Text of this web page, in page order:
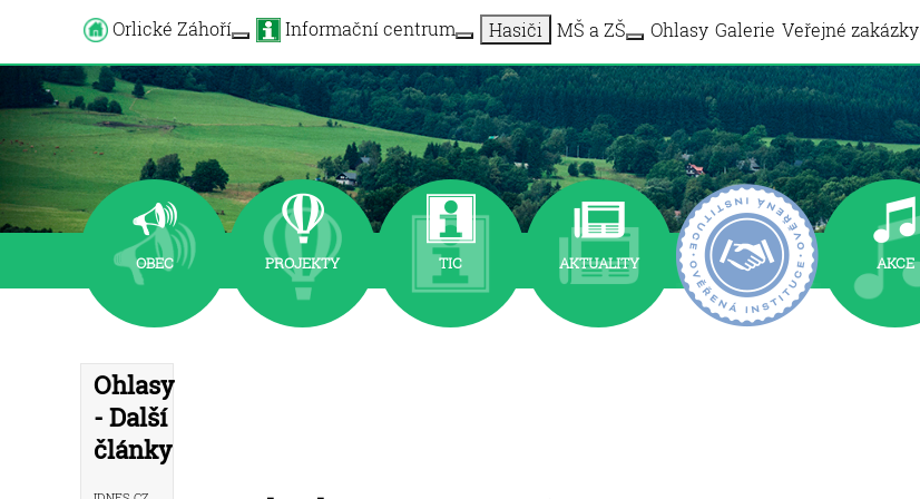
Orlické Záhoří
More about: Orlické Záhoří
Informační centrum
More about: Informační centrum
Hasiči MŠ a ZŠ
More about: MŠ a ZŠ
Ohlasy Galerie Veřejné zakázky
OBEC PROJEKTY TIC AKTUALITY AKCE
Ohlasy
- Další
články